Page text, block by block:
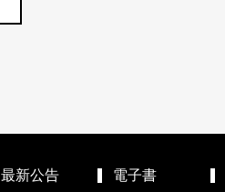
最新公告 電子書